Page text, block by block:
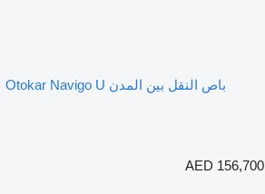
باص النقل بين المدن Otokar Navigo U
AED 156,700